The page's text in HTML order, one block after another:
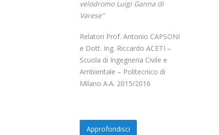
velodromo Luigi Ganna di
Varese"
Relatori Prof. Antonio CAPSONI
e Dott. Ing. Riccardo ACETI –
Scuola di Ingegneria Civile e
Ambientale – Politecnico di
Milano A.A. 2015/2016
Approfondisci